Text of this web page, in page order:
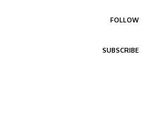
FOLLOW
SUBSCRIBE